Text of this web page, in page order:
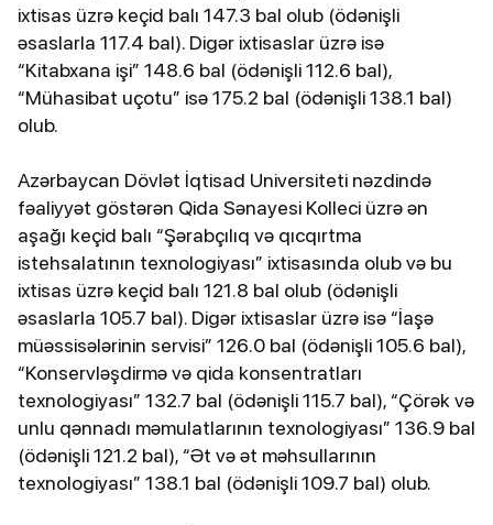
ixtisas üzrə keçid balı 147.3 bal olub (ödənişli
əsaslarla 117.4 bal). Digər ixtisaslar üzrə isə
“Kitabxana işi” 148.6 bal (ödənişli 112.6 bal),
“Mühasibat uçotu” isə 175.2 bal (ödənişli 138.1 bal)
olub.
Azərbaycan Dövlət İqtisad Universiteti nəzdində
fəaliyyət göstərən Qida Sənayesi Kolleci üzrə ən
aşağı keçid balı “Şərabçılıq və qıcqırtma
istehsalatının texnologiyası” ixtisasında olub və bu
ixtisas üzrə keçid balı 121.8 bal olub (ödənişli
əsaslarla 105.7 bal). Digər ixtisaslar üzrə isə “İaşə
müəssisələrinin servisi” 126.0 bal (ödənişli 105.6 bal),
“Konservləşdirmə və qida konsentratları
texnologiyası” 132.7 bal (ödənişli 115.7 bal), “Çörək və
unlu qənnadı məmulatlarının texnologiyası” 136.9 bal
(ödənişli 121.2 bal), “Ət və ət məhsullarının
texnologiyası” 138.1 bal (ödənişli 109.7 bal) olub.